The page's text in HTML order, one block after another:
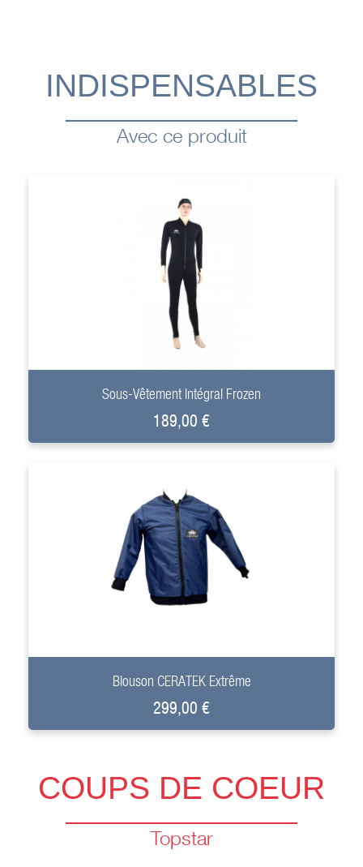
INDISPENSABLES
Avec ce produit
+
Sous-Vêtement Intégral Frozen
189,00 €
+
Blouson CERATEK Extrême
299,00 €
COUPS DE COEUR
Topstar